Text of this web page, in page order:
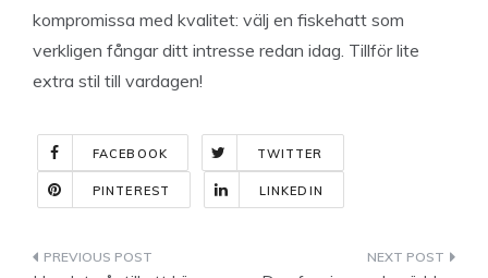
kompromissa med kvalitet: välj en fiskehatt som
verkligen fångar ditt intresse redan idag. Tillför lite
extra stil till vardagen!
FACEBOOK TWITTER
PINTEREST LINKEDIN
Indlægsnavigation